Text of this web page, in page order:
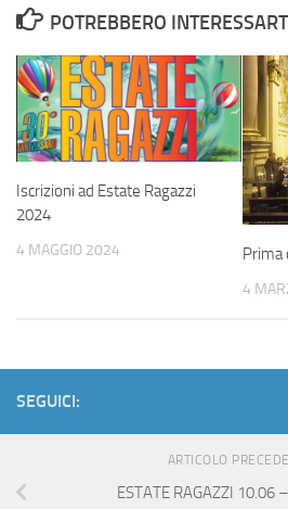
POTREBBERO
Iscrizioni ad Estate Ragazzi
2024
4 MAGGIO 2024 Prima
4
SEGUICI:
ARTICOLO
ESTATE RAGAZZI 10.06